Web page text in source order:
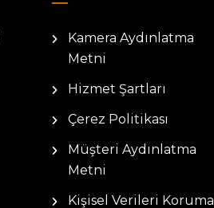
Kamera Aydınlatma
Metni
Hizmet Şartları
Çerez Politikası
Müşteri Aydınlatma
Metni
Kişisel Verileri Koruma